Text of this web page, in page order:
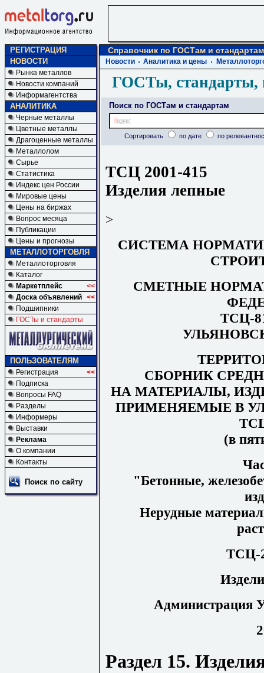
РЕГИСТРАЦИЯ
НОВОСТИ
Рынка металлов
Новости компаний
Информагентства
АНАЛИТИКА
Черные металлы
Цветные металлы
Драгоценные металлы
Металлолом
Сырье
Статистика
Индекс цен России
Мировые цены
Цены на биржах
Вопрос месяца
Публикации
Цены и прогнозы
МЕТАЛЛОТОРГОВЛЯ
Металлоторговля
Каталог
Маркетплейс
<<
Доска объявлений <<
Подшипники
ГОСТы и стандарты
ПОЛЬЗОВАТЕЛЯМ
Регистрация
<<
Подписка
Вопросы FAQ
Разделы
Информеры
Выставки
Реклама
О компании
Контакты
Поиск по сайту
Справочник по ГОСТам и стандартам
Новости Аналитика и цены
ГОСТы, стандарты,
Поиск по ГОСТам и стандартам
Сортировать по дате по
ТСЦ 2001-415
Изделия лепные
>
СИСТЕМА
СМЕТНЫЕ
ТСЦ-
СБОРНИК
НА МАТЕРИАЛЫ,
ПРИМЕНЯЕМЫЕ В
(в
"Бетонные,
Нерудные
ТСЦ-
Администрация
Раздел 15.